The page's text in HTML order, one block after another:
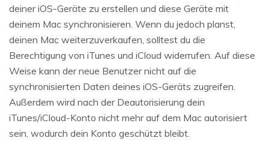
deiner iOS-Geräte zu erstellen und diese Geräte mit
deinem Mac synchronisieren. Wenn du jedoch planst,
deinen Mac weiterzuverkaufen, solltest du die
Berechtigung von iTunes und iCloud widerrufen. Auf diese
Weise kann der neue Benutzer nicht auf die
synchronisierten Daten deines iOS-Geräts zugreifen.
Außerdem wird nach der Deautorisierung dein
iTunes/iCloud-Konto nicht mehr auf dem Mac autorisiert
sein, wodurch dein Konto geschützt bleibt.